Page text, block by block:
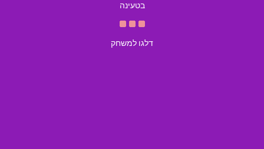
בטעינה
דלגו למשחק